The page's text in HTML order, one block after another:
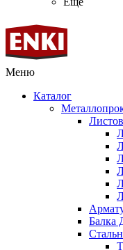
Меню
Каталог
Балка